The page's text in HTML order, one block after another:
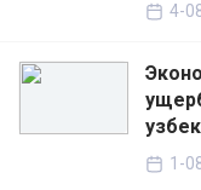
4-
1-